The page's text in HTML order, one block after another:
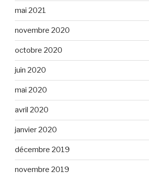
mai 2021
novembre 2020
octobre 2020
juin 2020
mai 2020
avril 2020
janvier 2020
décembre 2019
novembre 2019